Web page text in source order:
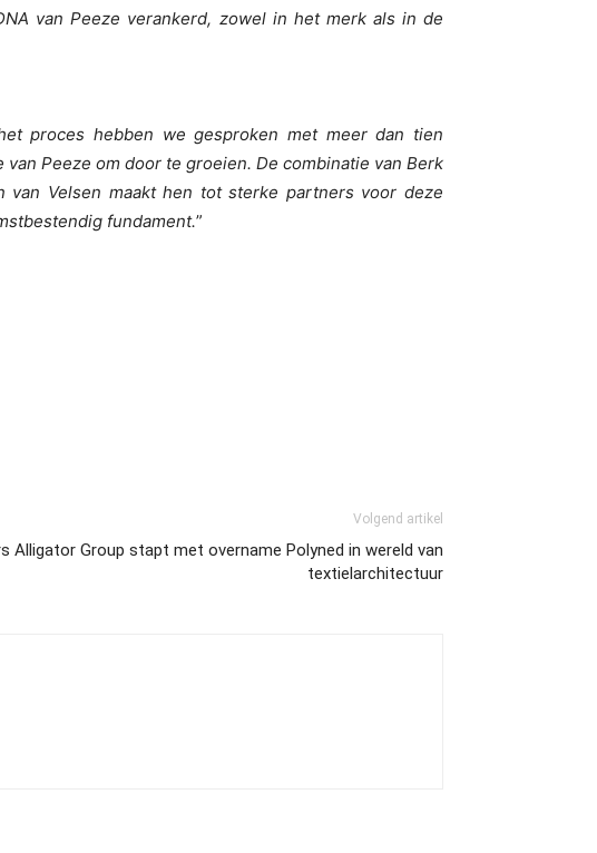
van Peeze verankerd, zowel in het merk als in de
proces hebben we gesproken met meer dan tien
Peeze om door te groeien. De combinatie van Berk
Velsen maakt hen tot sterke partners voor deze
fundament.”
Volgend artikel
Alligator Group stapt met overname Polyned in wereld van
textielarchitectuur